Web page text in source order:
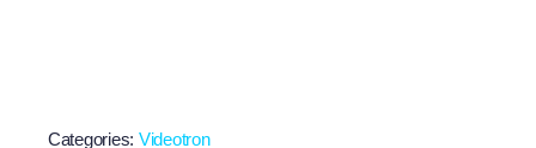
Categories: Videotron